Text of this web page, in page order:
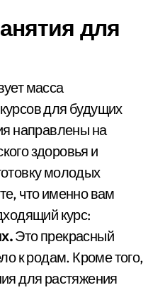
для
масса
для будущих
направлены на
здоровья и
молодых
что именно вам
курс:
Это прекрасный
к родам. Кроме того,
для растяжения